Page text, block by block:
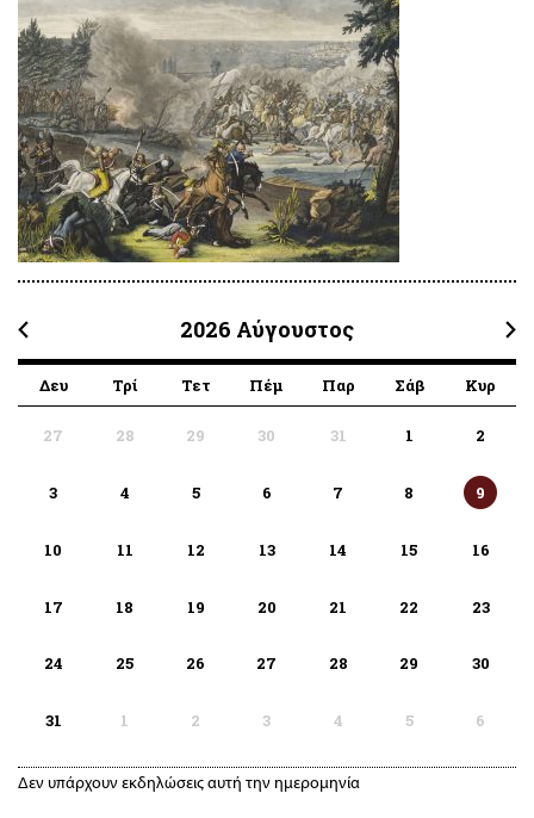
2026 Αύγουστος
Δευ Τρί Τετ Πέμ Παρ Σάβ Κυρ
27 28 29 30 31 1 2
3 4 5 6 7 8 9
10 11 12 13 14 15 16
17 18 19 20 21 22 23
24 25 26 27 28 29 30
31 1 2 3 4 5 6